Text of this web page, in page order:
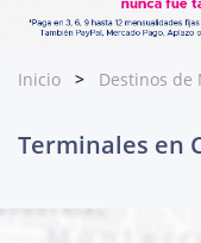
Inicio Destinos de
Terminales en